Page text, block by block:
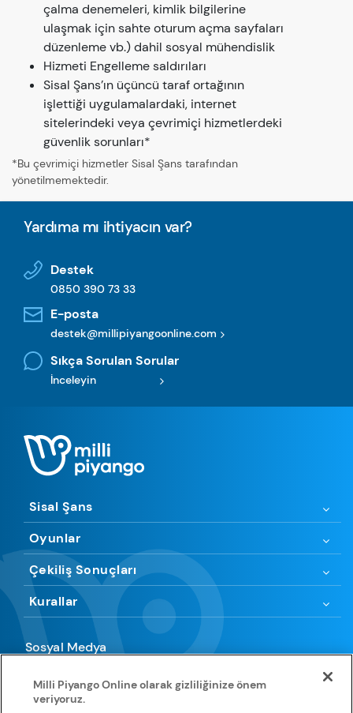
çalma denemeleri, kimlik bilgilerine
ulaşmak için sahte oturum açma sayfaları
düzenleme vb.) dahil sosyal mühendislik
Hizmeti Engelleme saldırıları
Sisal Şans’ın üçüncü taraf ortağının
işlettiği uygulamalardaki, internet
sitelerindeki veya çevrimiçi hizmetlerdeki
güvenlik sorunları*
*Bu çevrimiçi hizmetler Sisal Şans tarafından
yönetilmemektedir.
Yardıma mı ihtiyacın var?
Destek
0850 390 73 33
E-posta
destek@millipiyangoonline.com
Sıkça Sorulan Sorular
İnceleyin
Sisal Şans
Oyunlar
Çekiliş Sonuçları
Kurallar
Sosyal Medya
Milli Piyango Online olarak gizliliğinize önem
veriyoruz.